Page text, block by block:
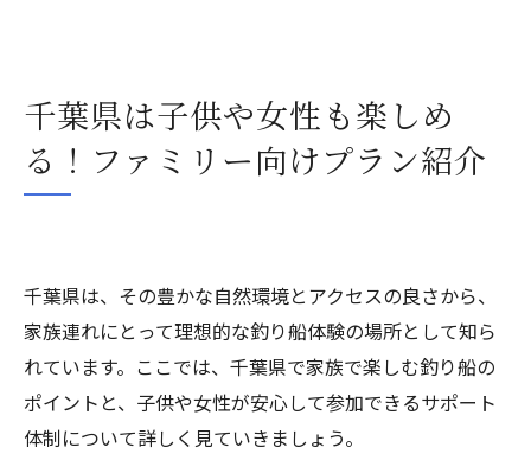
千葉県は子供や女性も楽しめ
る！ファミリー向けプラン紹介
千葉県は、その豊かな自然環境とアクセスの良さから、
家族連れにとって理想的な釣り船体験の場所として知ら
れています。ここでは、千葉県で家族で楽しむ釣り船の
ポイントと、子供や女性が安心して参加できるサポート
体制について詳しく見ていきましょう。